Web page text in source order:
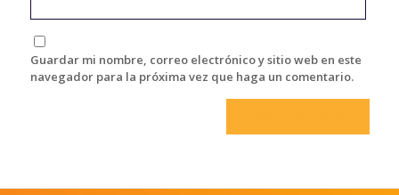
Guardar mi nombre, correo electrónico y sitio web en este
navegador para la próxima vez que haga un comentario.